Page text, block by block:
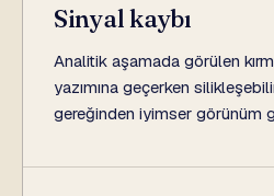
Sinyal kaybı
Analitik aşamada görülen
yazımına geçerken
gereğinden iyimser görünüm